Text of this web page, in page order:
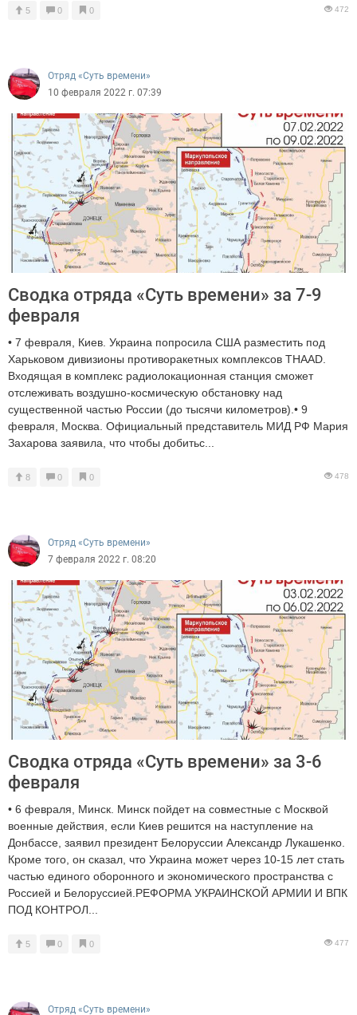
5 0 0 472
Отряд «Суть времени»
10 февраля 2022 г. 07:39
Сводка отряда «Суть времени» за 7-9
февраля
• 7 февраля, Киев. Украина попросила США разместить под
Харьковом дивизионы противоракетных комплексов THAAD.
Входящая в комплекс радиолокационная станция сможет
отслеживать воздушно-космическую обстановку над
существенной частью России (до тысячи километров).• 9
февраля, Москва. Официальный представитель МИД РФ Мария
Захарова заявила, что чтобы добитьс...
8 0 0 478
Отряд «Суть времени»
7 февраля 2022 г. 08:20
Сводка отряда «Суть времени» за 3-6
февраля
• 6 февраля, Минск. Минск пойдет на совместные с Москвой
военные действия, если Киев решится на наступление на
Донбассе, заявил президент Белоруссии Александр Лукашенко.
Кроме того, он сказал, что Украина может через 10-15 лет стать
частью единого оборонного и экономического пространства с
Россией и Белоруссией.РЕФОРМА УКРАИНСКОЙ АРМИИ И ВПК
ПОД КОНТРОЛ...
5 0 0 477
Отряд «Суть времени»